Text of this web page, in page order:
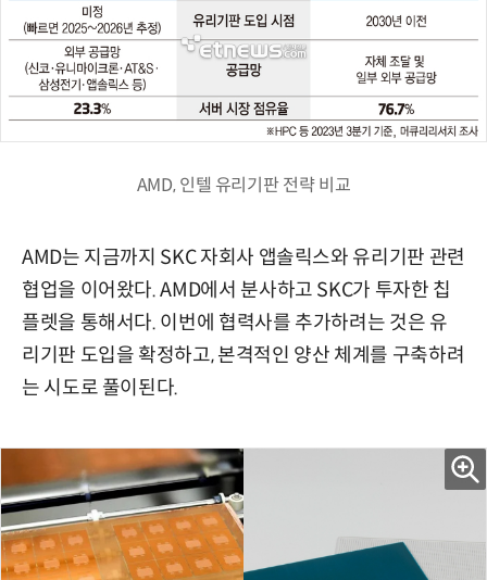
AMD, 인텔 유리기판 전략 비교
AMD는 지금까지 SKC 자회사 앱솔릭스와 유리기판 관련
협업을 이어왔다. AMD에서 분사하고 SKC가 투자한 칩
플렛을 통해서다. 이번에 협력사를 추가하려는 것은 유
리기판 도입을 확정하고, 본격적인 양산 체계를 구축하려
는 시도로 풀이된다.